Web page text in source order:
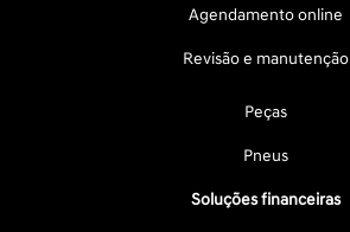
Agendamento online
Revisão e manutenção
Peças
Pneus
Soluções financeiras